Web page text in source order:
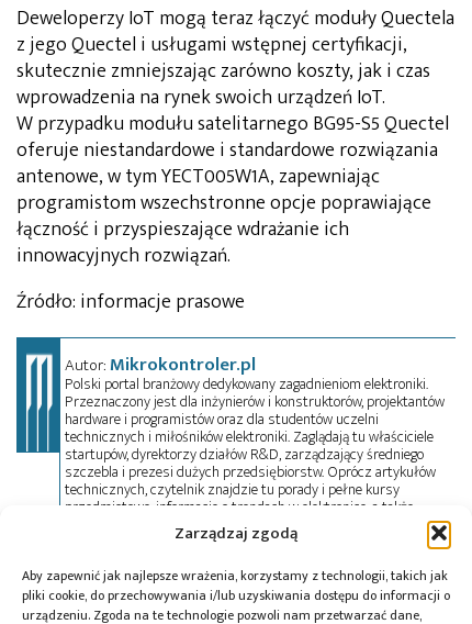
Zarządzaj zgodą
Aby zapewnić jak najlepsze wrażenia, korzystamy z technologii, takich jak
pliki cookie, do przechowywania i/lub uzyskiwania dostępu do informacji o
urządzeniu. Zgoda na te technologie pozwoli nam przetwarzać dane,
Deweloperzy IoT mogą teraz łączyć moduły Quectela
z jego Quectel i usługami wstępnej certyfikacji,
skutecznie zmniejszając zarówno koszty, jak i czas
wprowadzenia na rynek swoich urządzeń IoT.
W przypadku modułu satelitarnego BG95-S5 Quectel
oferuje niestandardowe i standardowe rozwiązania
antenowe, w tym YECT005W1A, zapewniając
programistom wszechstronne opcje poprawiające
łączność i przyspieszające wdrażanie ich
innowacyjnych rozwiązań.
Źródło: informacje prasowe
Autor:Mikrokontroler.pl
Polski portal branżowy dedykowany zagadnieniom elektroniki.
Przeznaczony jest dla inżynierów i konstruktorów, projektantów
hardware i programistów oraz dla studentów uczelni
technicznych i miłośników elektroniki. Zaglądają tu właściciele
startupów, dyrektorzy działów R&D, zarządzający średniego
szczebla i prezesi dużych przedsiębiorstw. Oprócz artykułów
technicznych, czytelnik znajdzie tu porady i pełne kursy
przedmiotowe, informacje o trendach w elektronice, a także
oferty pracy. Przeczyta wywiady, przejrzy aktualności z branży w
kraju i na świecie oraz zadeklaruje swój udział w wydarzeniach,
patrona medialnego imprez targowych, konkursów, hackathonów
i seminariów. Zapraszamy do współpracy!